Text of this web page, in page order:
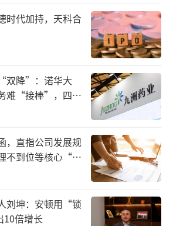
涉及的医药机构合计167万
时代加持，天科合
双降”：诺华大
难“接棒”，四大
，直指公司发展规
不到位等核心“痛
刘坤：安顿用“锁
倍增长